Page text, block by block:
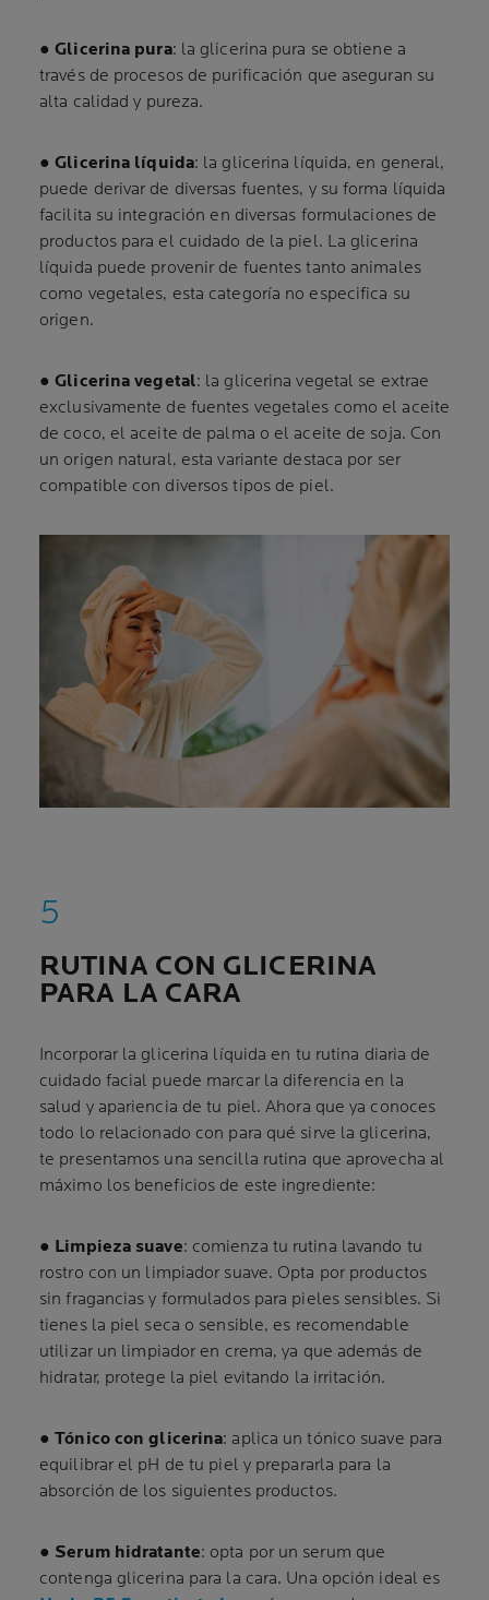
●Glicerina pura: la glicerina pura se obtiene a
través de procesos de purificación que aseguran su
alta calidad y pureza.
●Glicerina líquida: la glicerina líquida, en general,
puede derivar de diversas fuentes, y su forma líquida
facilita su integración en diversas formulaciones de
productos para el cuidado de la piel. La glicerina
líquida puede provenir de fuentes tanto animales
como vegetales, esta categoría no especifica su
origen.
●Glicerina vegetal: la glicerina vegetal se extrae
exclusivamente de fuentes vegetales como el aceite
de coco, el aceite de palma o el aceite de soja. Con
un origen natural, esta variante destaca por ser
compatible con diversos tipos de piel.
RUTINA CON GLICERINA
PARA LA CARA
Incorporar la glicerina líquida en tu rutina diaria de
cuidado facial puede marcar la diferencia en la
salud y apariencia de tu piel. Ahora que ya conoces
todo lo relacionado con para qué sirve la glicerina,
te presentamos una sencilla rutina que aprovecha al
máximo los beneficios de este ingrediente:
● Limpieza suave: comienza tu rutina lavando tu
rostro con un limpiador suave. Opta por productos
sin fragancias y formulados para pieles sensibles. Si
tienes la piel seca o sensible, es recomendable
utilizar un limpiador en crema, ya que además de
hidratar, protege la piel evitando la irritación.
●Tónico con glicerina: aplica un tónico suave para
equilibrar el pH de tu piel y prepararla para la
absorción de los siguientes productos.
● Serum hidratante: opta por un serum que
contenga glicerina para la cara. Una opción ideal es